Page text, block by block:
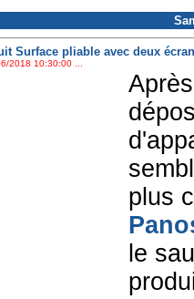
Surface pliable avec deux
2018 10:30:00 ...
plus
le